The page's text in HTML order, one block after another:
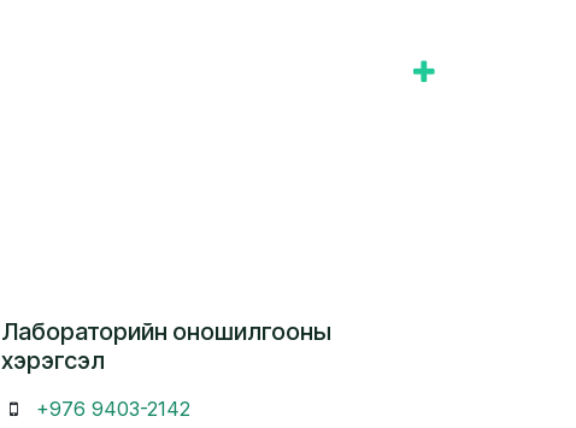
Лабораторийн оношилгооны
хэрэгсэл
+976 9403-2142